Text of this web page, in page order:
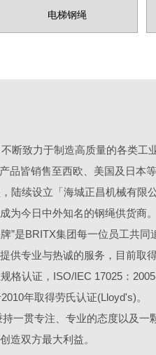
电梯钢绳
断致力于制造高质量的各类工
品皆销售至西欧、美国及日本
陆续设立「海城正昌机械有限
为今日中外知名的钢绳供货商
”是BRITX集团每一位员工共
供专业与热诚的服务，目前取
格认证，ISO/IEC 17025：
年取得劳氏认证(Lloyd's)。
一贯专注、专业的态度以及一
造双方最大利益。